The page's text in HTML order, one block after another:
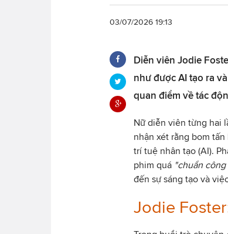
03/07/2026 19:13
Diễn viên Jodie
như được AI tạo ra
quan điểm về tác
Nữ diễn viên từng hai
nhận xét rằng bom
trí tuệ nhân tạo (AI).
phim quá "chuẩn
đến sự sáng tạo và
Jodie